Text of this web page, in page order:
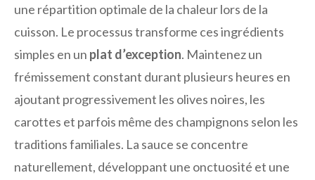
une répartition optimale de la chaleur lors de la
cuisson. Le processus transforme ces ingrédients
simples en un plat d’exception. Maintenez un
frémissement constant durant plusieurs heures en
ajoutant progressivement les olives noires, les
carottes et parfois même des champignons selon les
traditions familiales. La sauce se concentre
naturellement, développant une onctuosité et une